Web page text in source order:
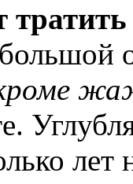
лет